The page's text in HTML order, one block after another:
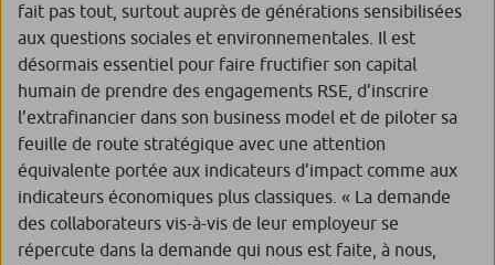
fait pas tout, surtout auprès de générations sensibilisées
aux questions sociales et environnementales. Il est
désormais essentiel pour faire fructifier son capital
humain de prendre des engagements RSE, d’inscrire
l’extrafinancier dans son business model et de piloter sa
feuille de route stratégique avec une attention
équivalente portée aux indicateurs d’impact comme aux
indicateurs économiques plus classiques. « La demande
des collaborateurs vis-à-vis de leur employeur se
répercute dans la demande qui nous est faite, à nous,